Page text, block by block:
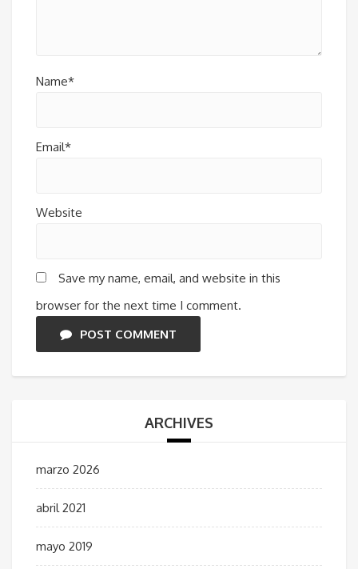
Name*
Email*
Website
Save my name, email, and website in this
browser for the next time I comment.
POST COMMENT
ARCHIVES
marzo 2026
abril 2021
mayo 2019